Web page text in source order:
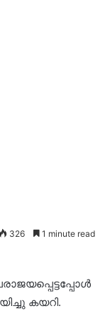
326 1 minute read
കയറി.